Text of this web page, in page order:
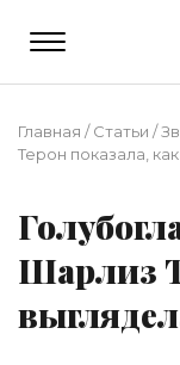
Главная /Статьи /
Терон показала,
Шарлиз